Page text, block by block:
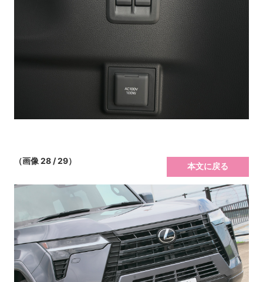
（画像 28 / 29）
本文に戻る